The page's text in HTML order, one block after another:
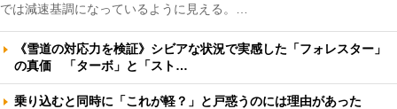
では減速基調になっているように見える。…
《雪道の対応力を検証》シビアな状況で実感した「フォレスター」
の真価 「ターボ」と「スト…
乗り込むと同時に「これが軽？」と戸惑うのには理由があった